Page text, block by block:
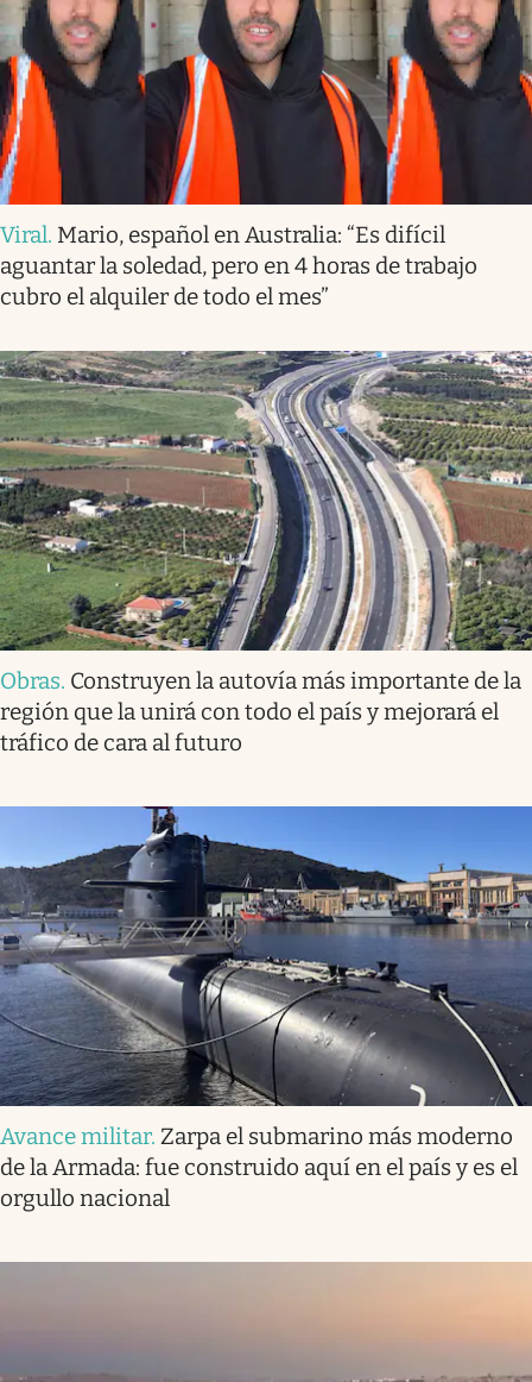
Viral. Mario, español en Australia: “Es difícil
aguantar la soledad, pero en 4 horas de trabajo
cubro el alquiler de todo el mes”
Obras. Construyen la autovía más importante de la
región que la unirá con todo el país y mejorará el
tráfico de cara al futuro
Avance militar. Zarpa el submarino más moderno
de la Armada: fue construido aquí en el país y es el
orgullo nacional